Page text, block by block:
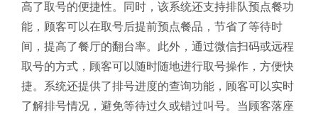
高了取号的便捷性。同时，该系统还支持排队预点餐功
能，顾客可以在取号后提前预点餐品，节省了等待时
间，提高了餐厅的翻台率。此外，通过微信扫码或远程
取号的方式，顾客可以随时随地进行取号操作，方便快
捷。系统还提供了排号进度的查询功能，顾客可以实时
了解排号情况，避免等待过久或错过叫号。当顾客落座